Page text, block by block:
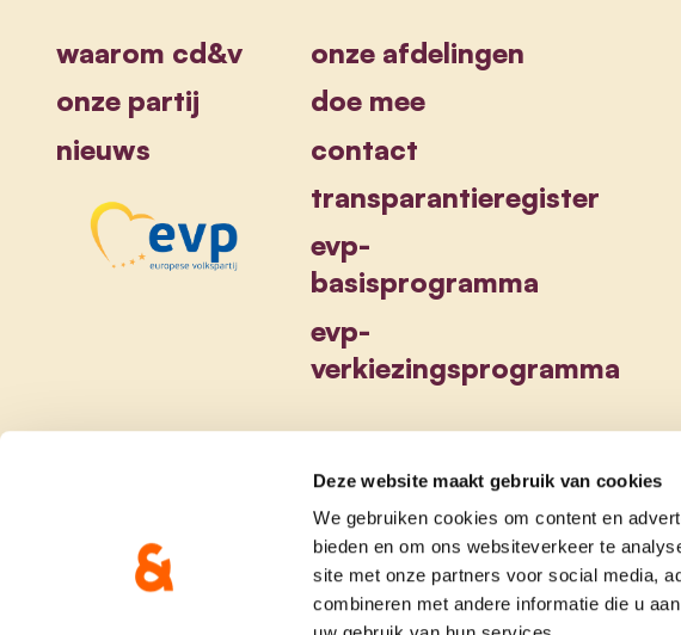
Deze website maakt gebruik van cookies
We gebruiken cookies om content en
bieden en om ons websiteverkeer te
site met onze partners voor social media,
combineren met andere informatie die u
waarom cd&v
onze partij
nieuws
onze afdelingen
doe mee
contact
transparantieregister
evp-
basisprogramma
evp-
verkiezingsprogramma